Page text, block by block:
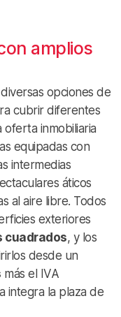
amplios
opciones de
cubrir diferentes
oferta inmobiliaria
equipadas con
intermedias
áticos
al aire libre. Todos
exteriores
cuadrados, y los
desde un
más el IVA
integra la plaza de